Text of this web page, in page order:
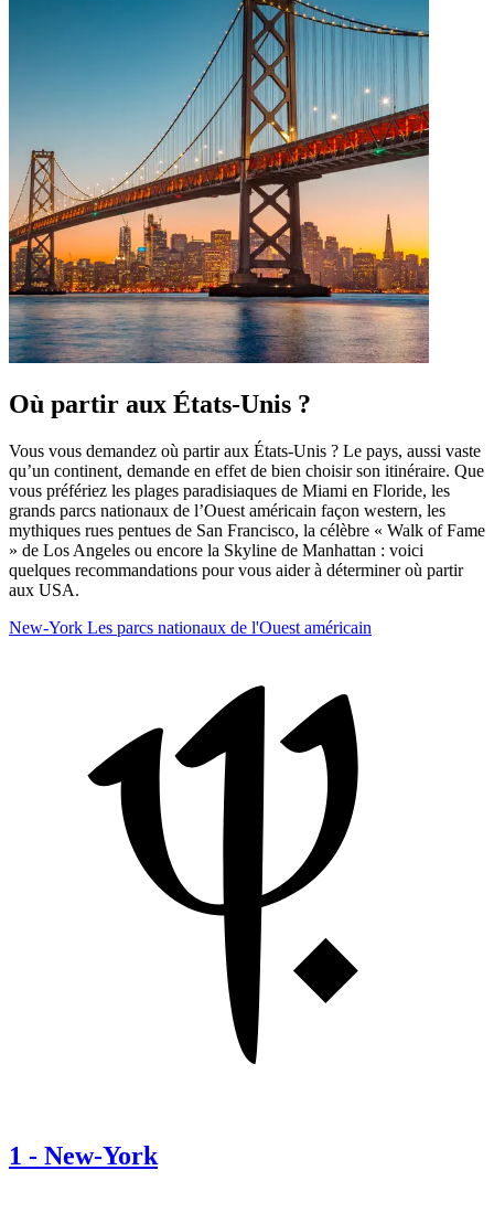
Où partir aux États-Unis ?
Vous vous demandez où partir aux États-Unis ? Le pays, aussi vaste
qu’un continent, demande en effet de bien choisir son itinéraire. Que
vous préfériez les plages paradisiaques de Miami en Floride, les
grands parcs nationaux de l’Ouest américain façon western, les
mythiques rues pentues de San Francisco, la célèbre « Walk of Fame
» de Los Angeles ou encore la Skyline de Manhattan : voici
quelques recommandations pour vous aider à déterminer où partir
aux USA.
New-York Les parcs nationaux de l'Ouest américain
1 - New-York